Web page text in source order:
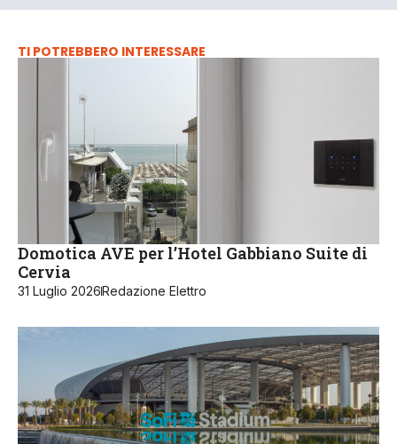
TI POTREBBERO INTERESSARE
Domotica AVE per l’Hotel Gabbiano Suite di
Cervia
31 Luglio 2026Redazione Elettro